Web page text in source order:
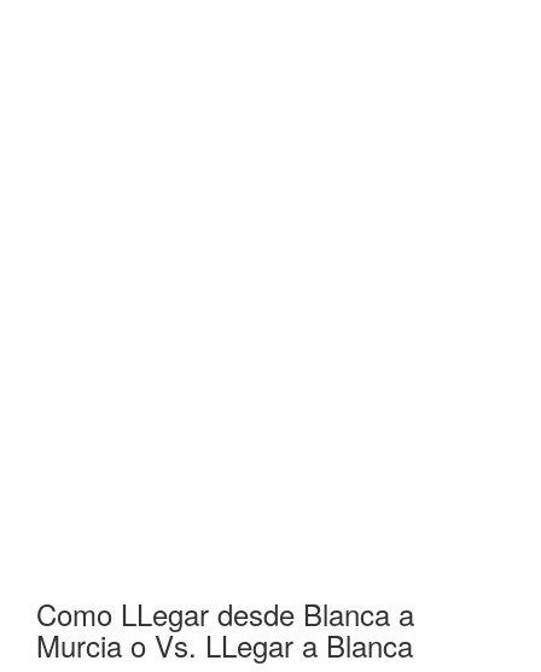
Como LLegar desde Blanca a
Murcia o Vs. LLegar a Blanca